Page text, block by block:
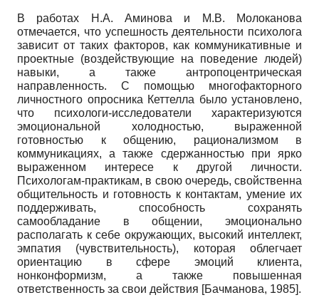
В работах Н.А. Аминова и М.В. Молоканова
отмечается, что успешность деятельности психолога
зависит от таких факторов, как коммуникативные и
проектные (воздействующие на поведение людей)
навыки, а также антропоцентрическая
направленность. С помощью многофакторного
личностного опросника Кеттелла было установлено,
что психологи-исследователи характеризуются
эмоциональной холодностью, выраженной
готовностью к общению, рационализмом в
коммуникациях, а также сдержанностью при ярко
выраженном интересе к другой личности.
Психологам-практикам, в свою очередь, свойственна
общительность и готовность к контактам, умение их
поддерживать, способность сохранять
самообладание в общении, эмоционально
располагать к себе окружающих, высокий интеллект,
эмпатия (чувствительность), которая облегчает
ориентацию в сфере эмоций клиента,
нонконформизм, а также повышенная
ответственность за свои действия [Бачманова, 1985].